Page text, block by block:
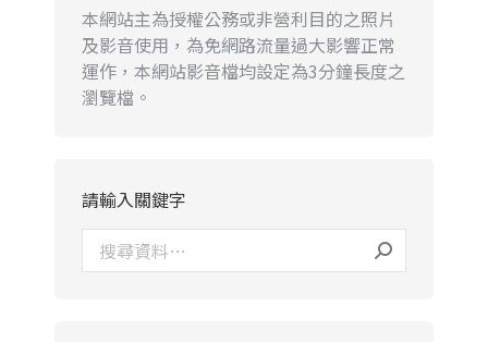
本網站主為授權公務或非營利目的之照片
及影音使用，為免網路流量過大影響正常
運作，本網站影音檔均設定為3分鐘長度之
瀏覽檔。
請輸入關鍵字